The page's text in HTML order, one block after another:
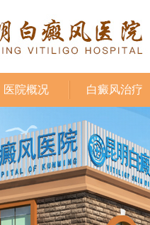
医院概况 白癜风治疗